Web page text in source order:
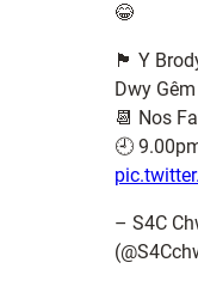
😂
🏴󠁧󠁢󠁷󠁬󠁳󠁿 Y
Dwy Gêm
📆 Nos
🕘
– S4C